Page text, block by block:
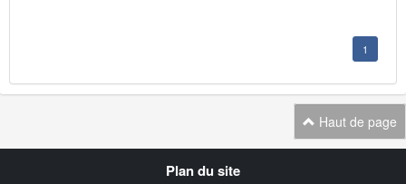
1
Haut de page
Plan du site